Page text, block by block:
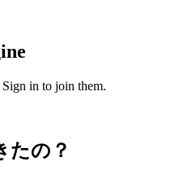
in to join them.
たの？